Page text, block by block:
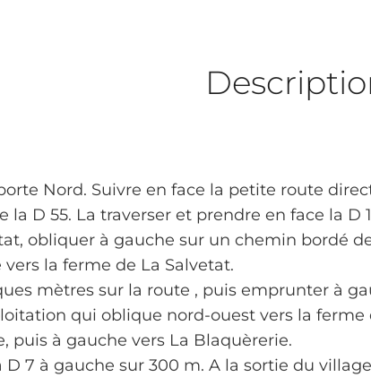
Nord. Suivre en face la petite route
la D 55. La traverser et prendre en face la
obliquer à gauche sur un chemin bordé
la ferme de La Salvetat.
mètres sur la route , puis emprunter à
qui oblique nord-ouest vers la ferme
puis à gauche vers La Blaquèrerie.
7 à gauche sur 300 m. A la sortie du